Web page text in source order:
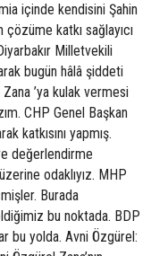
içinde kendisini Şahin
katkı sağlayıcı
Milletvekili
bugün hâlâ şiddeti
’ya kulak vermesi
CHP Genel Başkan
katkısını yapmış.
değerlendirme
odaklıyız. MHP
Burada
bu noktada. BDP
bu yolda. Avni Özgürel: